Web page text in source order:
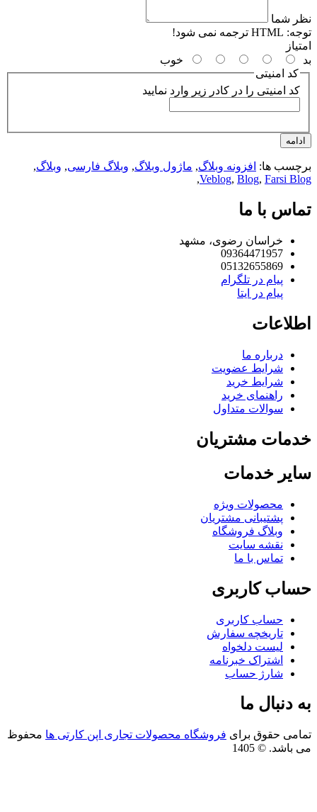
شما
HTML ترجمه نمی شود!
خوب
کد امنیتی
کد امنیتی را در کادر زیر وارد نمایید
ها: افزونه وبلاگ,ماژول وبلاگ,وبلاگ فارسی,وبلاگ,
Veblog,Blog,Farsi
,
با ما
خراسان رضوی، مشهد
09364471957
05132655869
پیام در تلگرام
پیام در ایتا
درباره ما
شرایط عضویت
شرایط خرید
راهنمای خرید
سوالات متداول
مشتریان
خدمات
محصولات ویژه
پشتیبانی مشتریان
وبلاگ فروشگاه
نقشه سایت
تماس با ما
کاربری
حساب کاربری
تاریخچه سفارش
لیست دلخواه
اشتراک خبرنامه
شارژ حساب
دنبال ما
حقوق برای فروشگاه محصولات تجاری اپن کارتی ها محفوظ
© 1405